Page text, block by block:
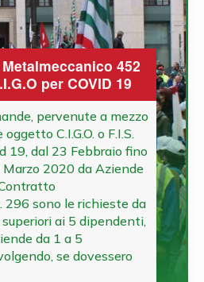
452
per COVID 19
pervenute a mezzo
C.I.G.O. o F.I.S.
19, dal 23 Febbraio fino
2020 da Aziende
296 sono le richieste da
ai 5 dipendenti,
da 1 a 5
se dovessero